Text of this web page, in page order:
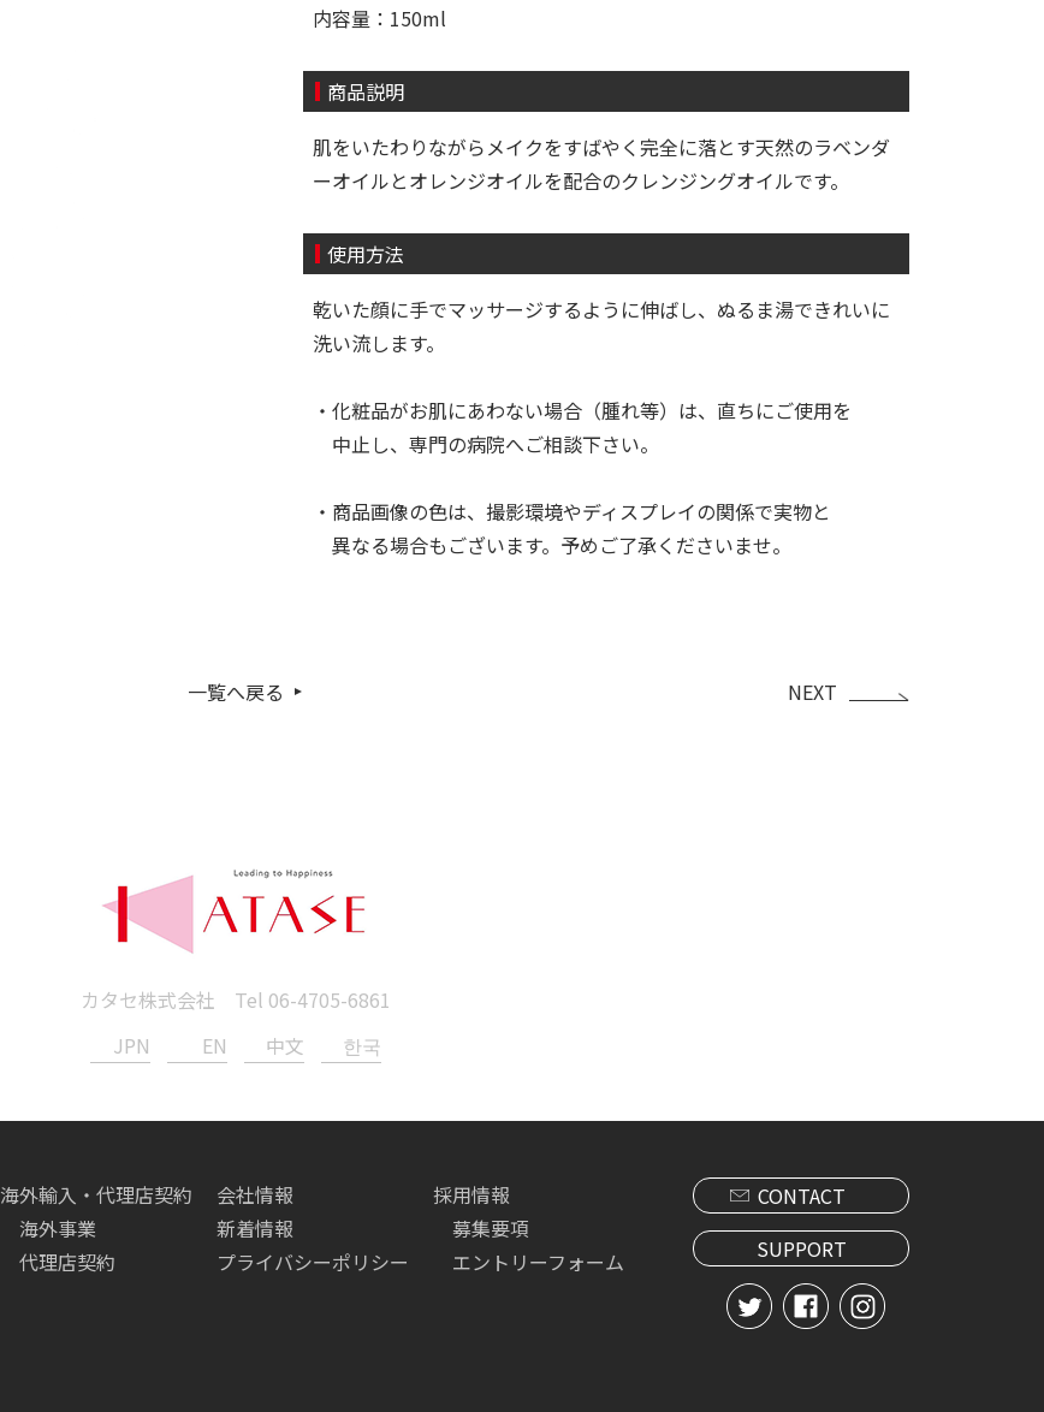
内容量：150ml
商品説明
肌をいたわりながらメイクをすばやく完全に落とす天然のラベンダ
ーオイルとオレンジオイルを配合のクレンジングオイルです。
使用方法
乾いた顔に手でマッサージするように伸ばし、ぬるま湯できれいに
洗い流します。
・化粧品がお肌にあわない場合（腫れ等）は、直ちにご使用を
中止し、専門の病院へご相談下さい。
・商品画像の色は、撮影環境やディスプレイの関係で実物と
異なる場合もございます。予めご了承くださいませ。
一覧へ戻る NEXT
カタセ株式会社 Tel 06-4705-6861
JPN
EN 中文 한국
海外輸入・代理店契約
海外事業
代理店契約
会社情報
新着情報
プライバシーポリシー
採用情報
募集要項
エントリーフォーム
CONTACT
SUPPORT